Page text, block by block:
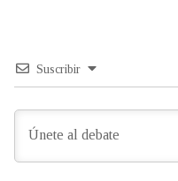
Suscribir